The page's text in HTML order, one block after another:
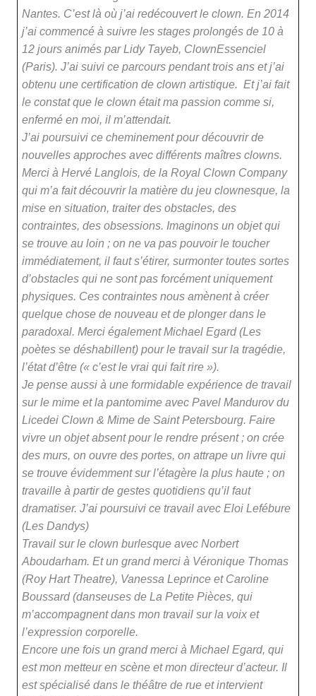
Nantes. C’est là où j’ai redécouvert le clown. En 2014
j’ai commencé à suivre les stages prolongés de 10 à
12 jours animés par Lidy Tayeb, ClownEssenciel
(Paris). J’ai suivi ce parcours pendant trois ans et j’ai
obtenu une certification de clown artistique. Et j’ai fait
le constat que le clown était ma passion comme si,
enfermé en moi, il m’attendait.
J’ai poursuivi ce cheminement pour découvrir de
nouvelles approches avec différents maîtres clowns.
Merci à Hervé Langlois, de la Royal Clown Company
qui m’a fait découvrir la matière du jeu clownesque, la
mise en situation, traiter des obstacles, des
contraintes, des obsessions. Imaginons un objet qui
se trouve au loin ; on ne va pas pouvoir le toucher
immédiatement, il faut s’étirer, surmonter toutes sortes
d’obstacles qui ne sont pas forcément uniquement
physiques. Ces contraintes nous amènent à créer
quelque chose de nouveau et de plonger dans le
paradoxal. Merci également Michael Egard (Les
poètes se déshabillent) pour le travail sur la tragédie,
l’état d’être (« c’est le vrai qui fait rire »).
Je pense aussi à une formidable expérience de travail
sur le mime et la pantomime avec Pavel Mandurov du
Licedei Clown & Mime de Saint Petersbourg. Faire
vivre un objet absent pour le rendre présent ; on crée
des murs, on ouvre des portes, on attrape un livre qui
se trouve évidemment sur l’étagère la plus haute ; on
travaille à partir de gestes quotidiens qu’il faut
dramatiser. J’ai poursuivi ce travail avec Eloi Lefébure
(Les Dandys)
Travail sur le clown burlesque avec Norbert
Aboudarham. Et un grand merci à Véronique Thomas
(Roy Hart Theatre), Vanessa Leprince et Caroline
Boussard (danseuses de La Petite Pièces, qui
m’accompagnent dans mon travail sur la voix et
l’expression corporelle.
Encore une fois un grand merci à Michael Egard, qui
est mon metteur en scène et mon directeur d’acteur. Il
est spécialisé dans le théâtre de rue et intervient